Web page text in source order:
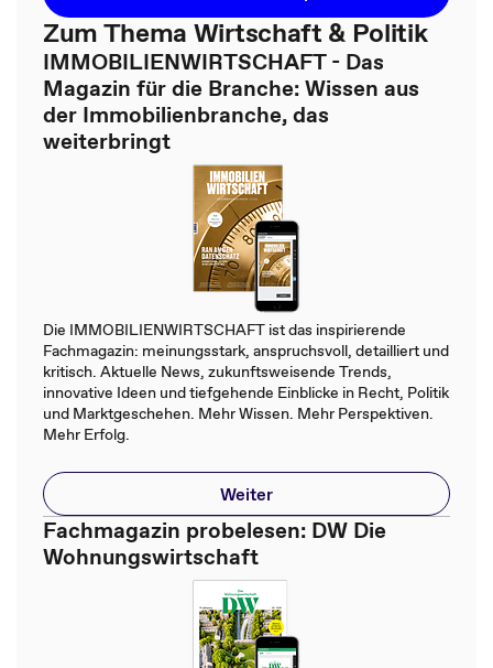
Zum Thema Wirtschaft & Politik
IMMOBILIENWIRTSCHAFT - Das
Magazin für die Branche: Wissen aus
der Immobilienbranche, das
weiterbringt
Die IMMOBILIENWIRTSCHAFT ist das inspirierende
Fachmagazin: meinungsstark, anspruchsvoll, detailliert und
kritisch. Aktuelle News, zukunftsweisende Trends,
innovative Ideen und tiefgehende Einblicke in Recht, Politik
und Marktgeschehen. Mehr Wissen. Mehr Perspektiven.
Mehr Erfolg.
Weiter
Fachmagazin probelesen: DW Die
Wohnungswirtschaft